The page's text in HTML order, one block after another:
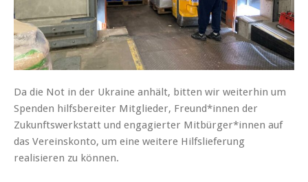
Da die Not in der Ukraine anhält, bitten wir weiterhin um
Spenden hilfsbereiter Mitglieder, Freund*innen der
Zukunftswerkstatt und engagierter Mitbürger*innen auf
das Vereinskonto, um eine weitere Hilfslieferung
realisieren zu können.